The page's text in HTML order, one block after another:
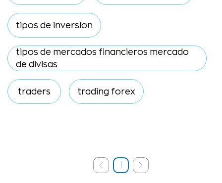
tipos de inversion
tipos de mercados financieros mercado
de divisas
traders trading forex
1